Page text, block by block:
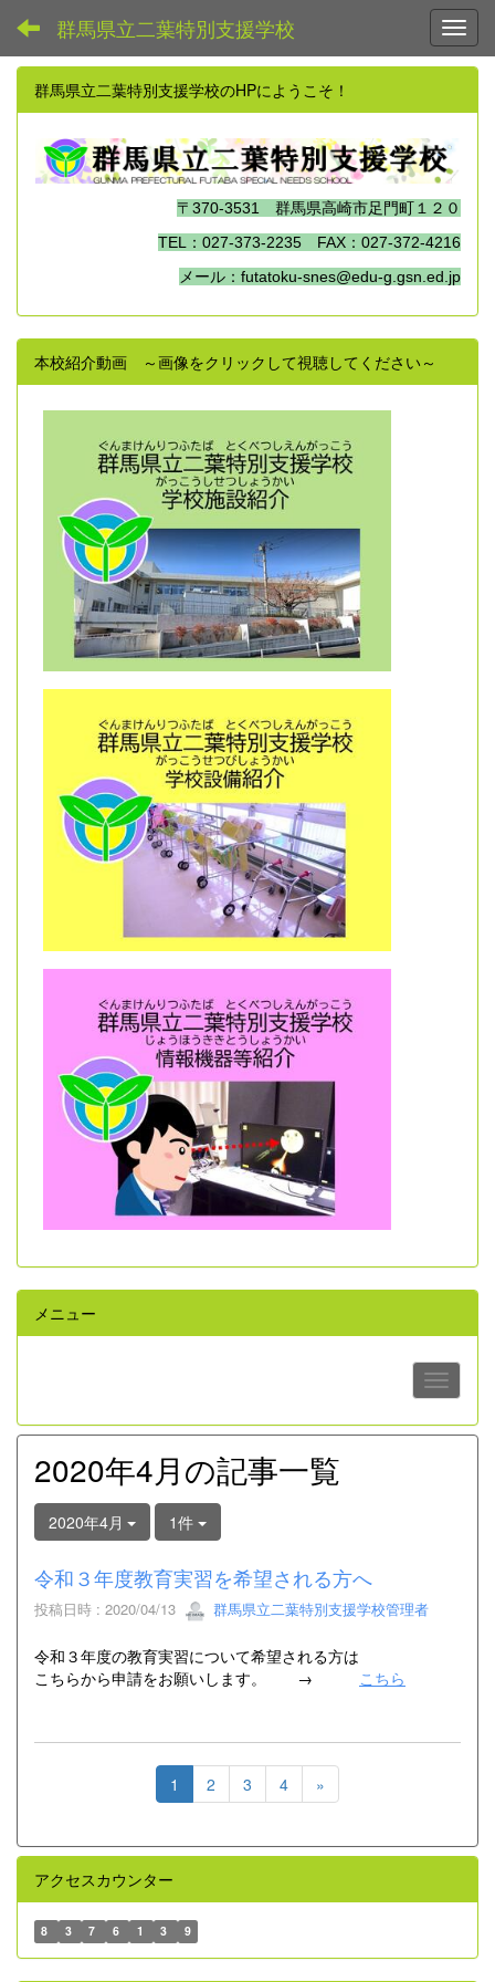
群馬県立二葉特別支援学校
群馬県立二葉特別支援学校のHPにようこそ！
〒370-3531 群馬県高崎市足門町１２０
TEL：027-373-2235 FAX：027-372-4216
メール：futatoku-snes@edu-g.gsn.ed.jp
本校紹介動画 ～画像をクリックして視聴してください～
メニュー
2020年4月の記事一覧
2020年4月 1件
令和３年度教育実習を希望される方へ
投稿日時 : 2020/04/13 群馬県立二葉特別支援学校管理者
令和３年度の教育実習について希望される方は
こちらから申請をお願いします。 → こちら
1 2 3 4 »
アクセスカウンター
8 3 7 6 1 3 9